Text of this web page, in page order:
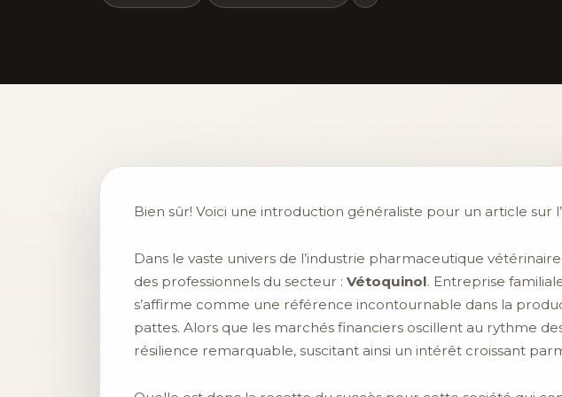
Bien sûr! Voici une introduction généraliste pour un article sur
Dans le vaste univers de l’industrie pharmaceutique
des professionnels du secteur : Vétoquinol. Entreprise
s’affirme comme une référence incontournable dans la
pattes. Alors que les marchés financiers oscillent au rythme
résilience remarquable, suscitant ainsi un intérêt croissant